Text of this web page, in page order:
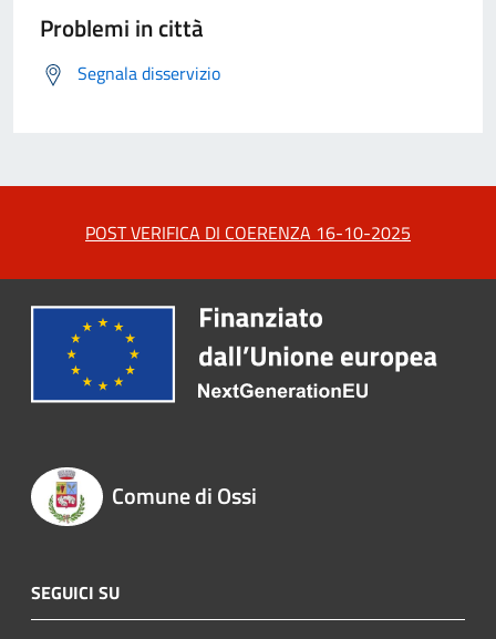
Problemi in città
Segnala disservizio
POST VERIFICA DI COERENZA 16-10-2025
Comune di Ossi
SEGUICI SU